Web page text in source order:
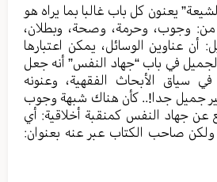
يعنون كل باب ‏غالبا بما يراه هو
وجوب، وحرمة، وصحة، وبطلان،
عناوين الوسائل، يمكن ‏اعتبارها
في باب “جهاد النفس” أنه جعل
سياق الأبحاث الفقهية، وعنونه
جميل جدا!.. كأن هناك شبهة وجوب
عن جهاد النفس كمنقبة أخلاقية: أي
صاحب الكتاب عبر عنه بعنوان: